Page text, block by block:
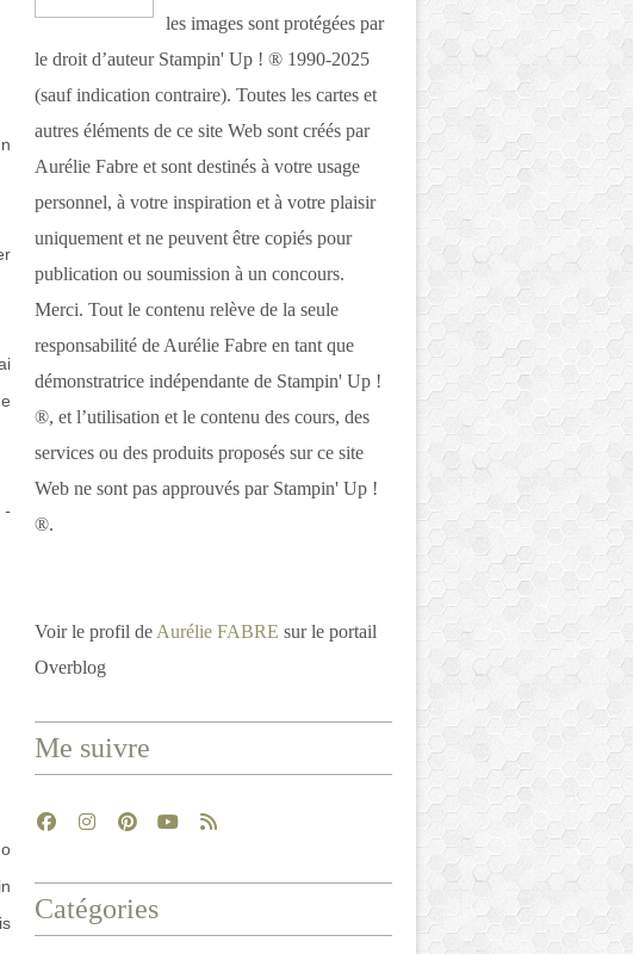
-
les images sont protégées par
le droit d’auteur Stampin' Up ! ® 1990-2025
(sauf indication contraire). Toutes les cartes et
autres éléments de ce site Web sont créés par
Aurélie Fabre et sont destinés à votre usage
personnel, à votre inspiration et à votre plaisir
uniquement et ne peuvent être copiés pour
publication ou soumission à un concours.
Merci. Tout le contenu relève de la seule
responsabilité de Aurélie Fabre en tant que
démonstratrice indépendante de Stampin' Up !
®, et l’utilisation et le contenu des cours, des
services ou des produits proposés sur ce site
Web ne sont pas approuvés par Stampin' Up !
®.
Voir le profil de Aurélie FABRE sur le portail
Overblog
Me suivre
Catégories